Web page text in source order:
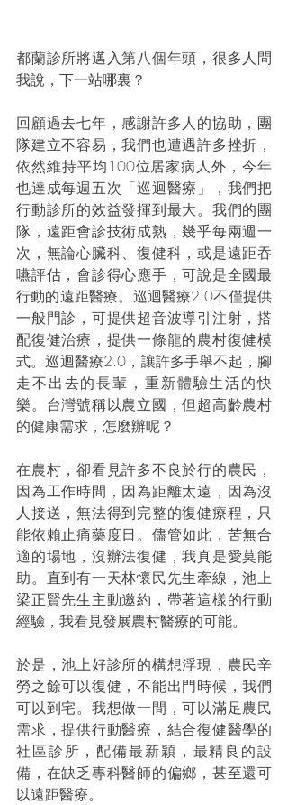
都蘭診所將邁入第八個年頭，很多人問
我說，下一站哪裏？
回顧過去七年，感謝許多人的協助，團
隊建立不容易，我們也遭遇許多挫折，
依然維持平均100位居家病人外，今年
也達成每週五次「巡迴醫療」，我們把
行動診所的效益發揮到最大。我們的團
隊，遠距會診技術成熟，幾乎每兩週一
次，無論心臟科、復健科，或是遠距吞
嚥評估，會診得心應手，可說是全國最
行動的遠距醫療。巡迴醫療2.0不僅提供
一般門診，可提供超音波導引注射，搭
配復健治療，提供一條龍的農村復健模
式。巡迴醫療2.0，讓許多手舉不起，腳
走不出去的長輩，重新體驗生活的快
樂。台灣號稱以農立國，但超高齡農村
的健康需求，怎麼辦呢？
在農村，卻看見許多不良於行的農民，
因為工作時間，因為距離太遠，因為沒
人接送，無法得到完整的復健療程，只
能依賴止痛藥度日。儘管如此，苦無合
適的場地，沒辦法復健，我真是愛莫能
助。直到有一天林懷民先生牽線，池上
梁正賢先生主動邀約，帶著這樣的行動
經驗，我看見發展農村醫療的可能。
於是，池上好診所的構想浮現，農民辛
勞之餘可以復健，不能出門時候，我們
可以到宅。我想做一間，可以滿足農民
需求，提供行動醫療，結合復健醫學的
社區診所，配備最新穎，最精良的設
備，在缺乏專科醫師的偏鄉，甚至還可
以遠距醫療。